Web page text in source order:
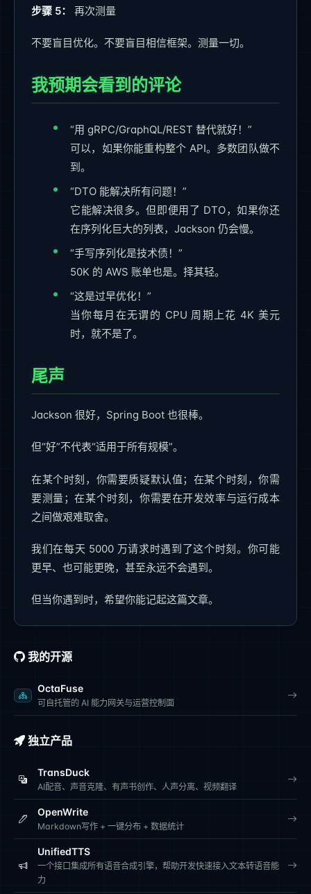
步骤 5： 再次测量
不要盲目优化。不要盲目相信框架。测量一切。
我预期会看到的评论
“用 gRPC/GraphQL/REST 替代就好！”
可以，如果你能重构整个 API。多数团队做不
到。
“DTO 能解决所有问题！”
它能解决很多。但即便用了 DTO，如果你还
在序列化巨大的列表，Jackson 仍会慢。
“手写序列化是技术债！”
50K 的 AWS 账单也是。择其轻。
“这是过早优化！”
当你每月在无谓的 CPU 周期上花 4K 美元
时，就不是了。
尾声
Jackson 很好，Spring Boot 也很棒。
但“好”不代表“适用于所有规模”。
在某个时刻，你需要质疑默认值；在某个时刻，你需
要测量；在某个时刻，你需要在开发效率与运行成本
之间做艰难取舍。
我们在每天 5000 万请求时遇到了这个时刻。你可能
更早、也可能更晚，甚至永远不会遇到。
但当你遇到时，希望你能记起这篇文章。
我的开源
OctaFuse
可自托管的 AI 能力网关与运营控制面
独立产品
TransDuck
AI配音、声音克隆、有声书创作、人声分离、视频翻译
OpenWrite
Markdown写作 + 一键分布 + 数据统计
UnifiedTTS
一个接口集成所有语音合成引擎，帮助开发快速接入文本转语音能
力